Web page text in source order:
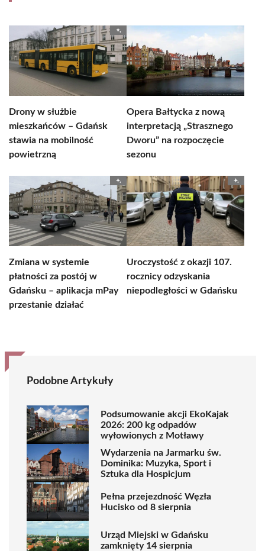
Drony w służbie
mieszkańców – Gdańsk
stawia na mobilność
powietrzną
Opera Bałtycka z nową
interpretacją „Strasznego
Dworu” na rozpoczęcie
sezonu
Zmiana w systemie
płatności za postój w
Gdańsku – aplikacja mPay
przestanie działać
Uroczystość z okazji 107.
rocznicy odzyskania
niepodległości w Gdańsku
Podobne Artykuły
Podsumowanie akcji EkoKajak
2026: 200 kg odpadów
wyłowionych z Motławy
Wydarzenia na Jarmarku św.
Dominika: Muzyka, Sport i
Sztuka dla Hospicjum
Pełna przejezdność Węzła
Hucisko od 8 sierpnia
Urząd Miejski w Gdańsku
zamknięty 14 sierpnia